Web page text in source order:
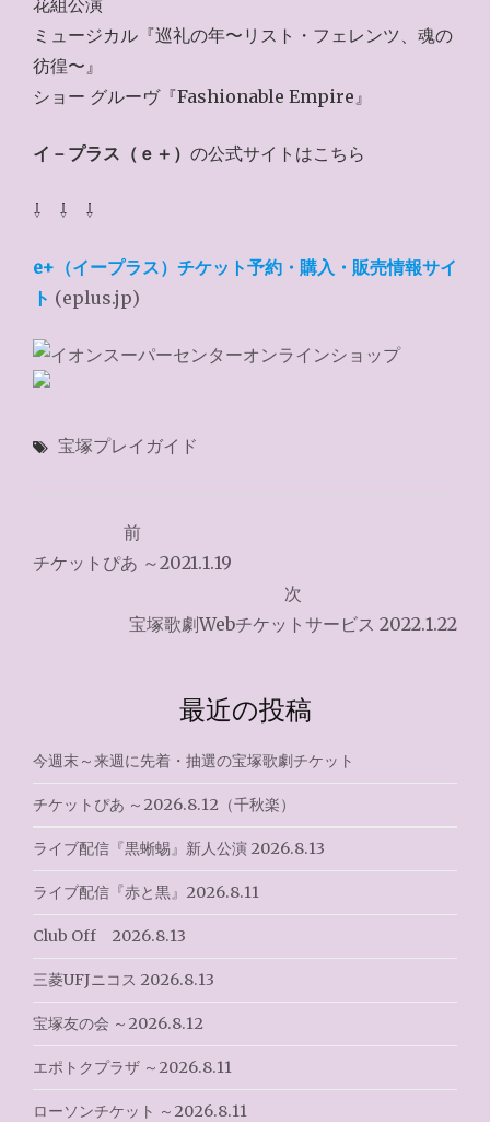
花組公演
ミュージカル『巡礼の年〜リスト・フェレンツ、魂の
彷徨〜』
ショー グルーヴ『Fashionable Empire』
イ－プラス（ｅ＋） の公式サイトはこちら
⇩ ⇩ ⇩
e+（イープラス）チケット予約・購入・販売情報サイ
ト (eplus.jp)
宝塚プレイガイド
稿
シ
ョ
ン
前
チケットぴあ ～2021.1.19
次
宝塚歌劇Webチケットサービス 2022.1.22
最近の投稿
今週末～来週に先着・抽選の宝塚歌劇チケット
チケットぴあ ～2026.8.12（千秋楽）
ライブ配信『黒蜥蜴』新人公演 2026.8.13
ライブ配信『赤と黒』2026.8.11
Club Off 2026.8.13
三菱UFJニコス 2026.8.13
宝塚友の会 ～2026.8.12
エポトクプラザ ～2026.8.11
ローソンチケット ～2026.8.11